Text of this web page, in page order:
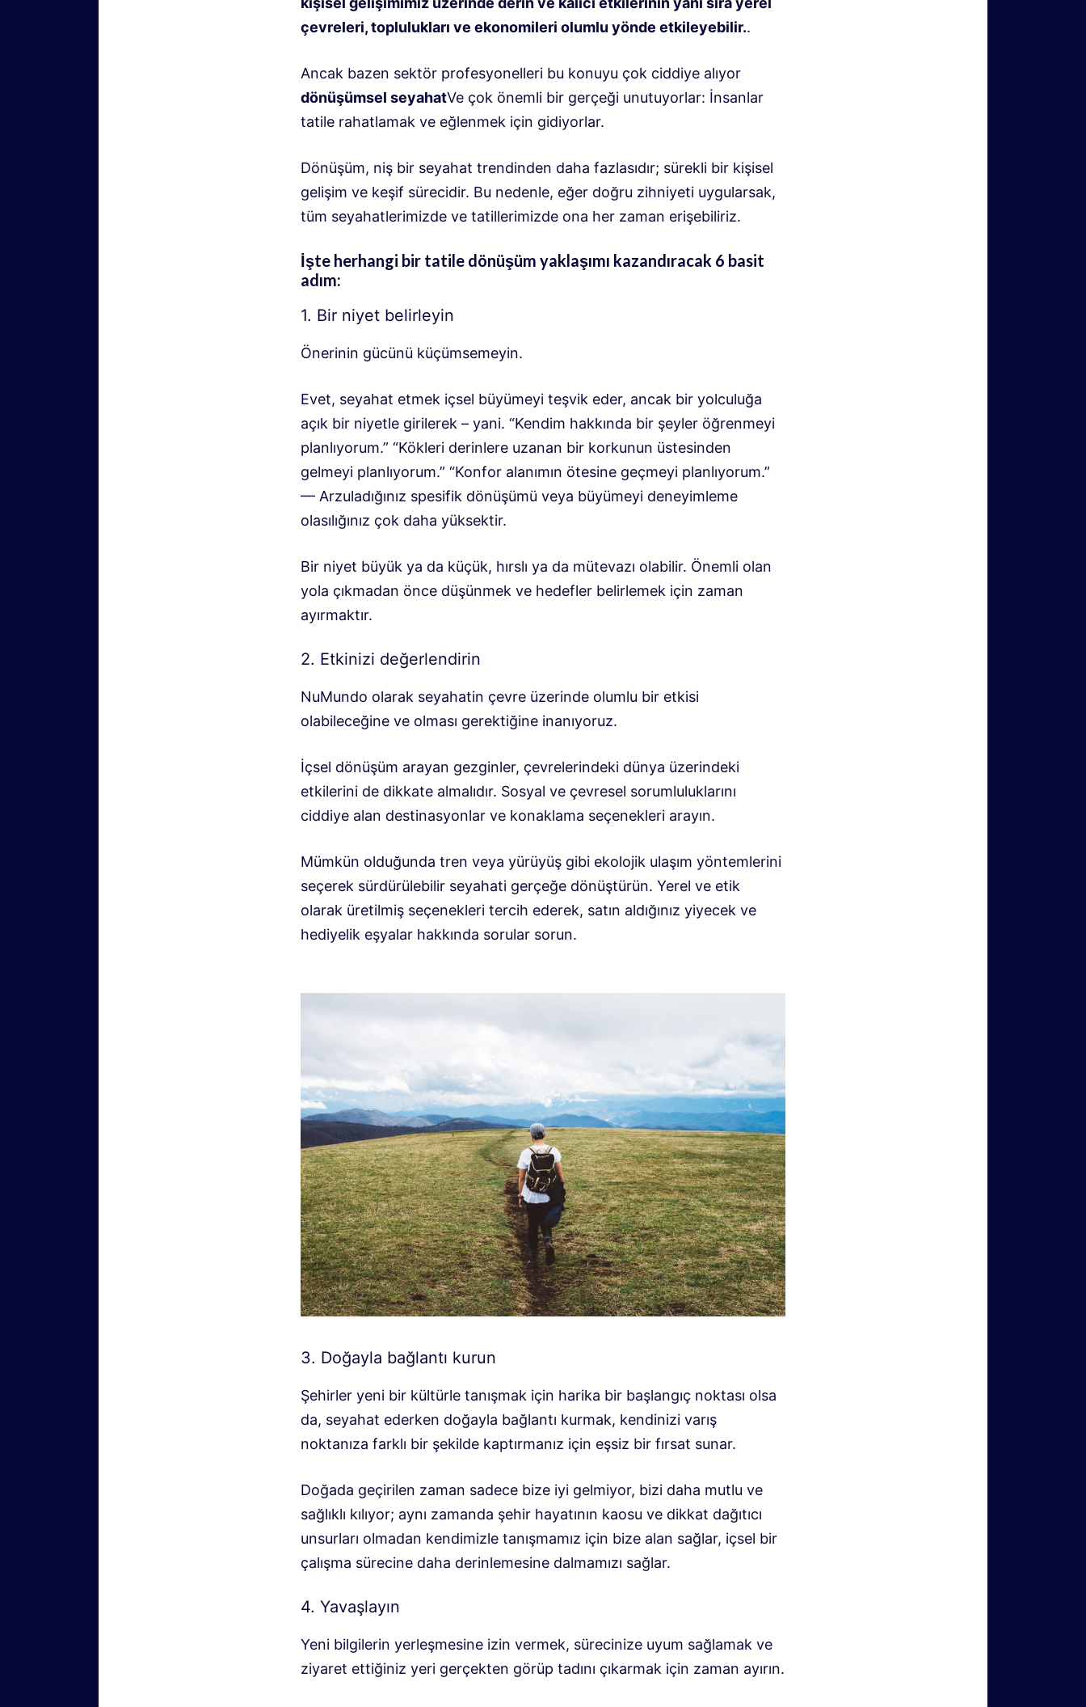
çevreleri, toplulukları ve ekonomileri olumlu yönde etkileyebilir..
Ancak bazen sektör profesyonelleri bu konuyu çok ciddiye alıyor
dönüşümsel seyahatVe çok önemli bir gerçeği unutuyorlar: İnsanlar
tatile rahatlamak ve eğlenmek için gidiyorlar.
Dönüşüm, niş bir seyahat trendinden daha fazlasıdır; sürekli bir kişisel
gelişim ve keşif sürecidir. Bu nedenle, eğer doğru zihniyeti uygularsak,
tüm seyahatlerimizde ve tatillerimizde ona her zaman erişebiliriz.
İşte herhangi bir tatile dönüşüm yaklaşımı kazandıracak 6 basit
adım:
1. Bir niyet belirleyin
Önerinin gücünü küçümsemeyin.
Evet, seyahat etmek içsel büyümeyi teşvik eder, ancak bir yolculuğa
açık bir niyetle girilerek – yani. “Kendim hakkında bir şeyler öğrenmeyi
planlıyorum.” “Kökleri derinlere uzanan bir korkunun üstesinden
gelmeyi planlıyorum.” “Konfor alanımın ötesine geçmeyi planlıyorum.”
— Arzuladığınız spesifik dönüşümü veya büyümeyi deneyimleme
olasılığınız çok daha yüksektir.
Bir niyet büyük ya da küçük, hırslı ya da mütevazı olabilir. Önemli olan
yola çıkmadan önce düşünmek ve hedefler belirlemek için zaman
ayırmaktır.
2. Etkinizi değerlendirin
NuMundo olarak seyahatin çevre üzerinde olumlu bir etkisi
olabileceğine ve olması gerektiğine inanıyoruz.
İçsel dönüşüm arayan gezginler, çevrelerindeki dünya üzerindeki
etkilerini de dikkate almalıdır. Sosyal ve çevresel sorumluluklarını
ciddiye alan destinasyonlar ve konaklama seçenekleri arayın.
Mümkün olduğunda tren veya yürüyüş gibi ekolojik ulaşım yöntemlerini
seçerek sürdürülebilir seyahati gerçeğe dönüştürün. Yerel ve etik
olarak üretilmiş seçenekleri tercih ederek, satın aldığınız yiyecek ve
hediyelik eşyalar hakkında sorular sorun.
3. Doğayla bağlantı kurun
Şehirler yeni bir kültürle tanışmak için harika bir başlangıç ​​noktası olsa
da, seyahat ederken doğayla bağlantı kurmak, kendinizi varış
noktanıza farklı bir şekilde kaptırmanız için eşsiz bir fırsat sunar.
Doğada geçirilen zaman sadece bize iyi gelmiyor, bizi daha mutlu ve
sağlıklı kılıyor; aynı zamanda şehir hayatının kaosu ve dikkat dağıtıcı
unsurları olmadan kendimizle tanışmamız için bize alan sağlar, içsel bir
çalışma sürecine daha derinlemesine dalmamızı sağlar.
4. Yavaşlayın
Yeni bilgilerin yerleşmesine izin vermek, sürecinize uyum sağlamak ve
ziyaret ettiğiniz yeri gerçekten görüp tadını çıkarmak için zaman ayırın.